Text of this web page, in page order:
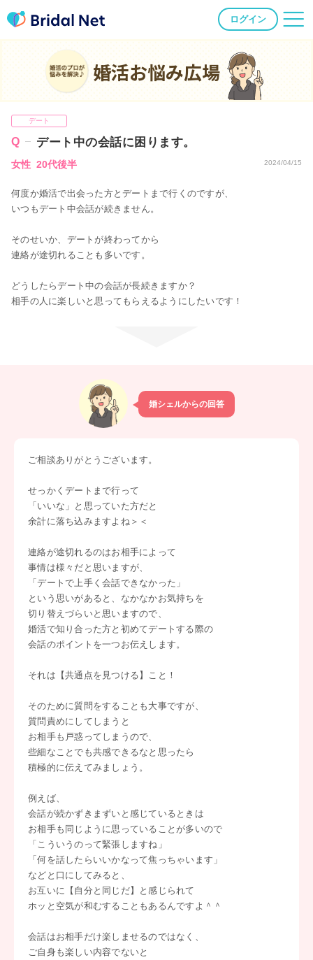
ログイン
婚活お悩み広場
デート
デート中の会話に困ります。
女性 20代後半 2024/04/15
何度か婚活で出会った方とデートまで行くのですが、
いつもデート中会話が続きません。
そのせいか、デートが終わってから
連絡が途切れることも多いです。
どうしたらデート中の会話が長続きますか？
相手の人に楽しいと思ってもらえるようにしたいです！
婚シェルからの回答
ご相談ありがとうございます。
せっかくデートまで行って
「いいな」と思っていた方だと
余計に落ち込みますよね＞＜
連絡が途切れるのはお相手によって
事情は様々だと思いますが、
「デートで上手く会話できなかった」
という思いがあると、なかなかお気持ちを
切り替えづらいと思いますので、
婚活で知り合った方と初めてデートする際の
会話のポイントを一つお伝えします。
それは【共通点を見つける】こと！
そのために質問をすることも大事ですが、
質問責めにしてしまうと
お相手も戸惑ってしまうので、
些細なことでも共感できるなと思ったら
積極的に伝えてみましょう。
例えば、
会話が続かずきまずいと感じているときは
お相手も同じように思っていることが多いので
「こういうのって緊張しますね」
「何を話したらいいかなって焦っちゃいます」
などと口にしてみると、
お互いに【自分と同じだ】と感じられて
ホッと空気が和むすることもあるんですよ＾＾
会話はお相手だけ楽しませるのではなく、
ご自身も楽しい内容でないと